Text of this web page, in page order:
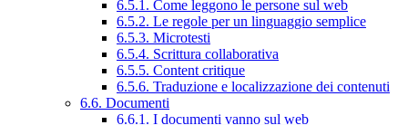
6.5.1. Come leggono le persone sul web
6.5.2. Le regole per un linguaggio semplice
6.5.3. Microtesti
6.5.4. Scrittura collaborativa
6.5.5. Content critique
6.5.6. Traduzione e localizzazione dei contenuti
6.6. Documenti
6.6.1. I documenti vanno sul web